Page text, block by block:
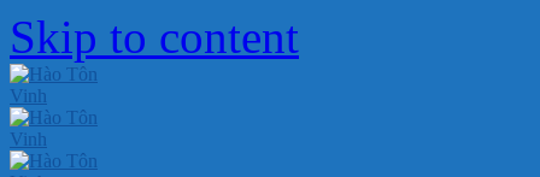
Skip to content